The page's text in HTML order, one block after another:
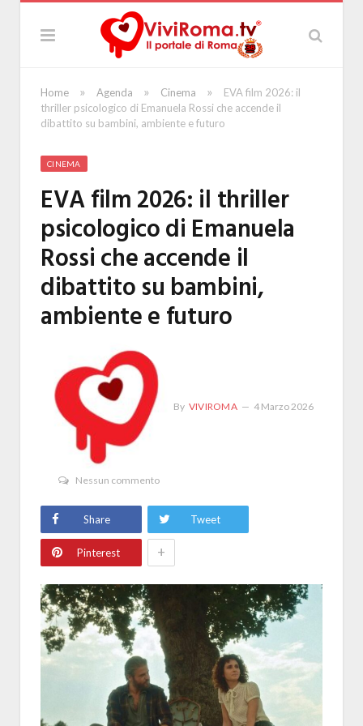
Home » Agenda » Cinema »
EVA film 2026: il
thriller psicologico di Emanuela Rossi che accende il
dibattito su bambini, ambiente e futuro
CINEMA
EVA film 2026: il thriller
psicologico di Emanuela
Rossi che accende il
dibattito su bambini,
ambiente e futuro
By VIVIROMA 4 Marzo 2026
Nessun commento
Share Tweet
Pinterest +